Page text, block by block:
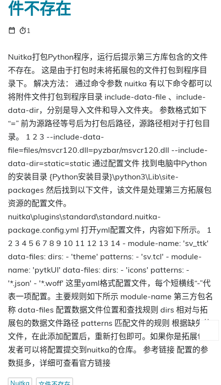
件不存在
1
Nuitka打包Python程序，运行后提示第三方库包含的文件
不存在。 这是由于打包时未将拓展包的文件打包到程序目
录下。 解决方法： 通过命令参数 nuitka 有以下命令都可以
将附件文件打包到程序目录 include-data-file 、include-
data-dir，分别是导入文件和导入文件夹。 参数格式如下
“=” 前为源路径等号后为打包后路径，源路径相对于打包目
录。 1 2 3 --include-data-
file=files/msvcr120.dll=pyzbar/msvcr120.dll --include-
data-dir=static=static 通过配置文件 找到电脑中Python
的安装目录 {Python安装目录}\python3\Lib\site-
packages 然后找到以下文件，该文件是处理第三方拓展包
资源的配置文件。
nuitka\plugins\standard\standard.nuitka-
package.config.yml 打开yml配置文件，内容如下所示。 1
2 3 4 5 6 7 8 9 10 11 12 13 14 - module-name: 'sv_ttk'
data-files: dirs: - 'theme' patterns: - 'sv.tcl' - module-
name: 'pytkUI' data-files: dirs: - 'icons' patterns: -
'*.json' - '*.woff' 这里yaml格式配置文件，每个短横线“-”代
表一项配置。主要规则如下所示 module-name 第三方包名
称 data-files 配置数据文件位置和查找规则 dirs 相对与拓
展包的数据文件路径 patterns 匹配文件的规则 根据缺失的
文件，在此添加配置后，重新打包即可。如果你是拓展包开
发者可以将配置提交到nuitka的仓库。 参考链接 配置的参
数挺多，详细可查看官方链接
Nuitka